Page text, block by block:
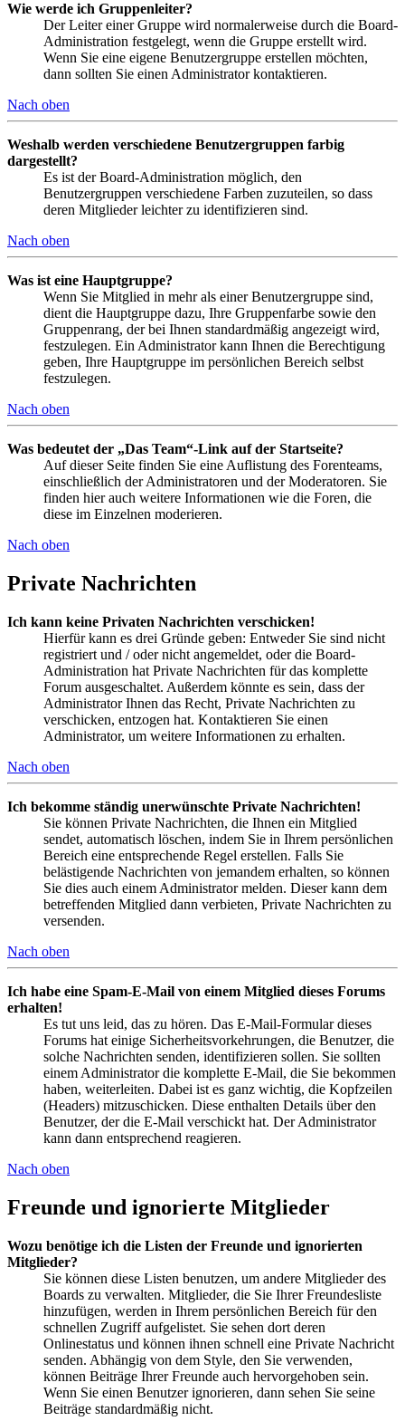
Wie werde ich Gruppenleiter?
Der Leiter einer Gruppe wird normalerweise durch die Board-
Administration festgelegt, wenn die Gruppe erstellt wird.
Wenn Sie eine eigene Benutzergruppe erstellen möchten,
dann sollten Sie einen Administrator kontaktieren.
Nach oben
Weshalb werden verschiedene Benutzergruppen farbig
dargestellt?
Es ist der Board-Administration möglich, den
Benutzergruppen verschiedene Farben zuzuteilen, so dass
deren Mitglieder leichter zu identifizieren sind.
Nach oben
Was ist eine Hauptgruppe?
Wenn Sie Mitglied in mehr als einer Benutzergruppe sind,
dient die Hauptgruppe dazu, Ihre Gruppenfarbe sowie den
Gruppenrang, der bei Ihnen standardmäßig angezeigt wird,
festzulegen. Ein Administrator kann Ihnen die Berechtigung
geben, Ihre Hauptgruppe im persönlichen Bereich selbst
festzulegen.
Nach oben
Was bedeutet der „Das Team“-Link auf der Startseite?
Auf dieser Seite finden Sie eine Auflistung des Forenteams,
einschließlich der Administratoren und der Moderatoren. Sie
finden hier auch weitere Informationen wie die Foren, die
diese im Einzelnen moderieren.
Nach oben
Private Nachrichten
Ich kann keine Privaten Nachrichten verschicken!
Hierfür kann es drei Gründe geben: Entweder Sie sind nicht
registriert und / oder nicht angemeldet, oder die Board-
Administration hat Private Nachrichten für das komplette
Forum ausgeschaltet. Außerdem könnte es sein, dass der
Administrator Ihnen das Recht, Private Nachrichten zu
verschicken, entzogen hat. Kontaktieren Sie einen
Administrator, um weitere Informationen zu erhalten.
Nach oben
Ich bekomme ständig unerwünschte Private Nachrichten!
Sie können Private Nachrichten, die Ihnen ein Mitglied
sendet, automatisch löschen, indem Sie in Ihrem persönlichen
Bereich eine entsprechende Regel erstellen. Falls Sie
belästigende Nachrichten von jemandem erhalten, so können
Sie dies auch einem Administrator melden. Dieser kann dem
betreffenden Mitglied dann verbieten, Private Nachrichten zu
versenden.
Nach oben
Ich habe eine Spam-E-Mail von einem Mitglied dieses Forums
erhalten!
Es tut uns leid, das zu hören. Das E-Mail-Formular dieses
Forums hat einige Sicherheitsvorkehrungen, die Benutzer, die
solche Nachrichten senden, identifizieren sollen. Sie sollten
einem Administrator die komplette E-Mail, die Sie bekommen
haben, weiterleiten. Dabei ist es ganz wichtig, die Kopfzeilen
(Headers) mitzuschicken. Diese enthalten Details über den
Benutzer, der die E-Mail verschickt hat. Der Administrator
kann dann entsprechend reagieren.
Nach oben
Freunde und ignorierte Mitglieder
Wozu benötige ich die Listen der Freunde und ignorierten
Mitglieder?
Sie können diese Listen benutzen, um andere Mitglieder des
Boards zu verwalten. Mitglieder, die Sie Ihrer Freundesliste
hinzufügen, werden in Ihrem persönlichen Bereich für den
schnellen Zugriff aufgelistet. Sie sehen dort deren
Onlinestatus und können ihnen schnell eine Private Nachricht
senden. Abhängig von dem Style, den Sie verwenden,
können Beiträge Ihrer Freunde auch hervorgehoben sein.
Wenn Sie einen Benutzer ignorieren, dann sehen Sie seine
Beiträge standardmäßig nicht.